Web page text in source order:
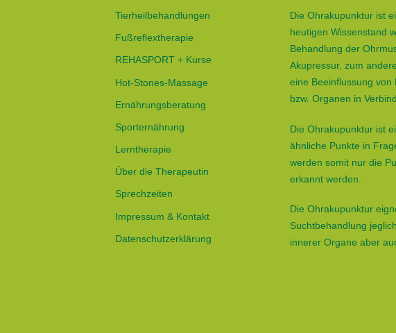
Tierheilbehandlungen
Fußreflextherapie
REHASPORT + Kurse
Hot-Stones-Massage
Ernährungsberatung
Sporternährung
Lerntherapie
Über die Therapeutin
Sprechzeiten
Impressum & Kontakt
Datenschutzerklärung
Die Ohrakupunktur ist
heutigen Wissenstand
Behandlung der
Akupressur, zum
eine Beeinflussung
bzw. Organen in
Die Ohrakupunktur ist
ähnliche Punkte in
werden somit nur die
erkannt werden.
Die Ohrakupunktur
Suchtbehandlung
innerer Organe aber